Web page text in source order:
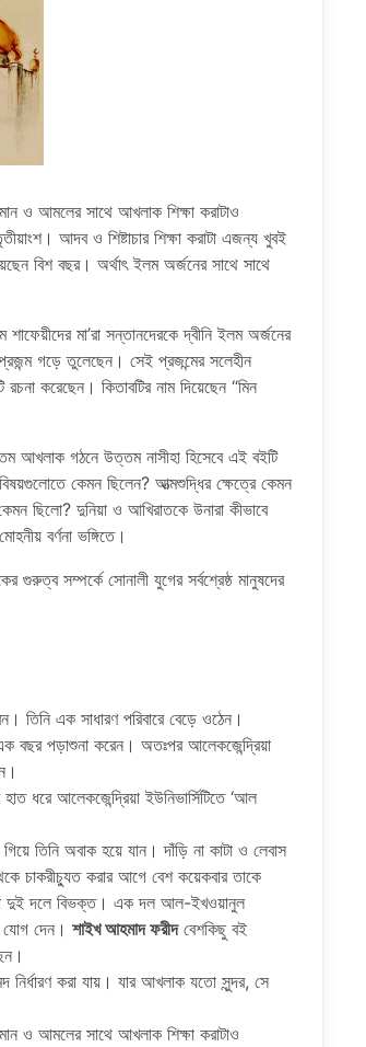
ও আমলের সাথে আখলাক শিক্ষা করাটাও
আদব ও শিষ্টাচার শিক্ষা করাটা এজন্য খুবই
বিশ বছর। অর্থাৎ ইলম অর্জনের সাথে সাথে
মা’রা সন্তানদেরকে দ্বীনি ইলম অর্জনের
গড়ে তুলেছেন। সেই প্রজন্মের সলেহীন
করেছেন। কিতাবটির নাম দিয়েছেন “মিন
আখলাক গঠনে উত্তম নাসীহা হিসেবে এই বইটি
কেমন ছিলেন? আত্মশুদ্ধির ক্ষেত্রে কেমন
ছিলো? দুনিয়া ও আখিরাতকে উনারা কীভাবে
বর্ণনা ভঙ্গিতে।
সম্পর্কে সোনালী যুগের সর্বশ্রেষ্ঠ মানুষদের
তিনি এক সাধারণ পরিবারে বেড়ে ওঠেন।
এক বছর পড়াশুনা করেন। অতঃপর আলেকজেন্দ্রিয়া
ধরে আলেকজেন্দ্রিয়া ইউনিভার্সিটিতে ‘আল
তিনি অবাক হয়ে যান। দাঁড়ি না কাটা ও লেবাস
চাকরীচ্যুত করার আগে বেশ কয়েকবার তাকে
দুই দলে বিভক্ত। এক দল আল-ইখওয়ানুল
যোগ দেন। শাইখ আহমাদ ফরীদবেশকিছু বই
নির্ধারণ করা যায়। যার আখলাক যতো সুন্দর, সে
ও আমলের সাথে আখলাক শিক্ষা করাটাও